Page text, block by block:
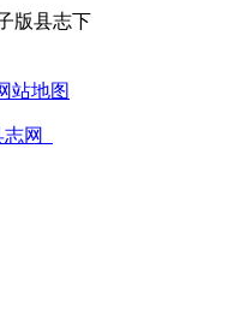
版县志下
站地图
志网